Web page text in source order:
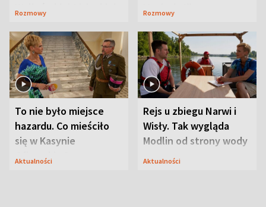
Waligórskiej-Lisieckiej.
Rozmowy
Maciusiu I”
Rozmowy
To nie było miejsce
hazardu. Co mieściło
się w Kasynie
Oficerskim?
Aktualności
Rejs u zbiegu Narwi i
Wisły. Tak wygląda
Modlin od strony wody
Aktualności